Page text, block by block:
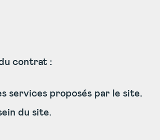
contrat :
services proposés par le site.
du site.